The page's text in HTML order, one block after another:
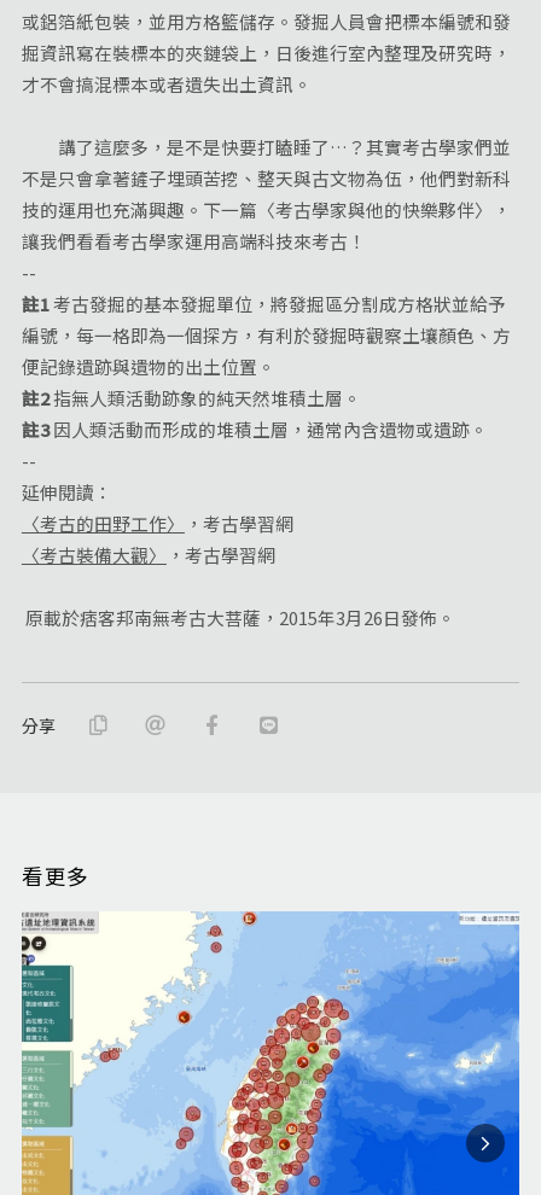
或鋁箔紙包裝，並用方格籃儲存。發掘人員會把標本編號和發
掘資訊寫在裝標本的夾鏈袋上，日後進行室內整理及研究時，
才不會搞混標本或者遺失出土資訊。
講了這麼多，是不是快要打瞌睡了…？其實考古學家們並
不是只會拿著鏟子埋頭苦挖、整天與古文物為伍，他們對新科
技的運用也充滿興趣。下一篇〈考古學家與他的快樂夥伴〉，
讓我們看看考古學家運用高端科技來考古！
--
註1考古發掘的基本發掘單位，將發掘區分割成方格狀並給予
編號，每一格即為一個探方，有利於發掘時觀察土壤顏色、方
便記錄遺跡與遺物的出土位置。
註2指無人類活動跡象的純天然堆積土層。
註3因人類活動而形成的堆積土層，通常內含遺物或遺跡。
--
延伸閱讀：
〈考古的田野工作〉
，考古學習網
〈考古裝備大觀〉
，考古學習網
原載於痞客邦南無考古大菩薩，2015年3月26日發佈。
分享
看更多